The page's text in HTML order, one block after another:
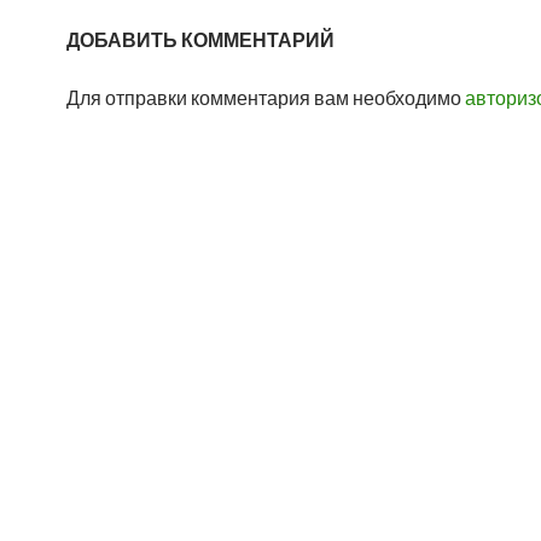
ДОБАВИТЬ КОММЕНТАРИЙ
Для отправки комментария вам необходимо